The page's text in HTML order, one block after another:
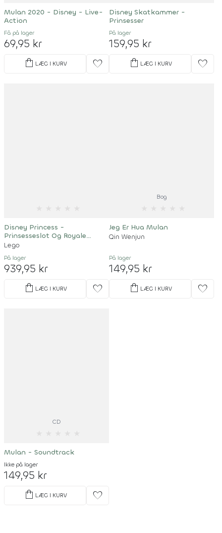
Mulan 2020 - Disney - Live-
Action
Få på lager
69,95 kr
shopping_bag LÆG I KURV favorite
Disney Skatkammer -
Prinsesser
På lager
159,95 kr
shopping_bag LÆG I KURV favorite
Disney Princess -
Prinsesseslot Og Royale
Kæledyr - 43267
Lego
På lager
939,95 kr
shopping_bag LÆG I KURV favorite
Bog
Jeg Er Hua Mulan
Qin Wenjun
På lager
149,95 kr
shopping_bag LÆG I KURV favorite
CD
Mulan - Soundtrack
Ikke på lager
149,95 kr
shopping_bag LÆG I KURV favorite